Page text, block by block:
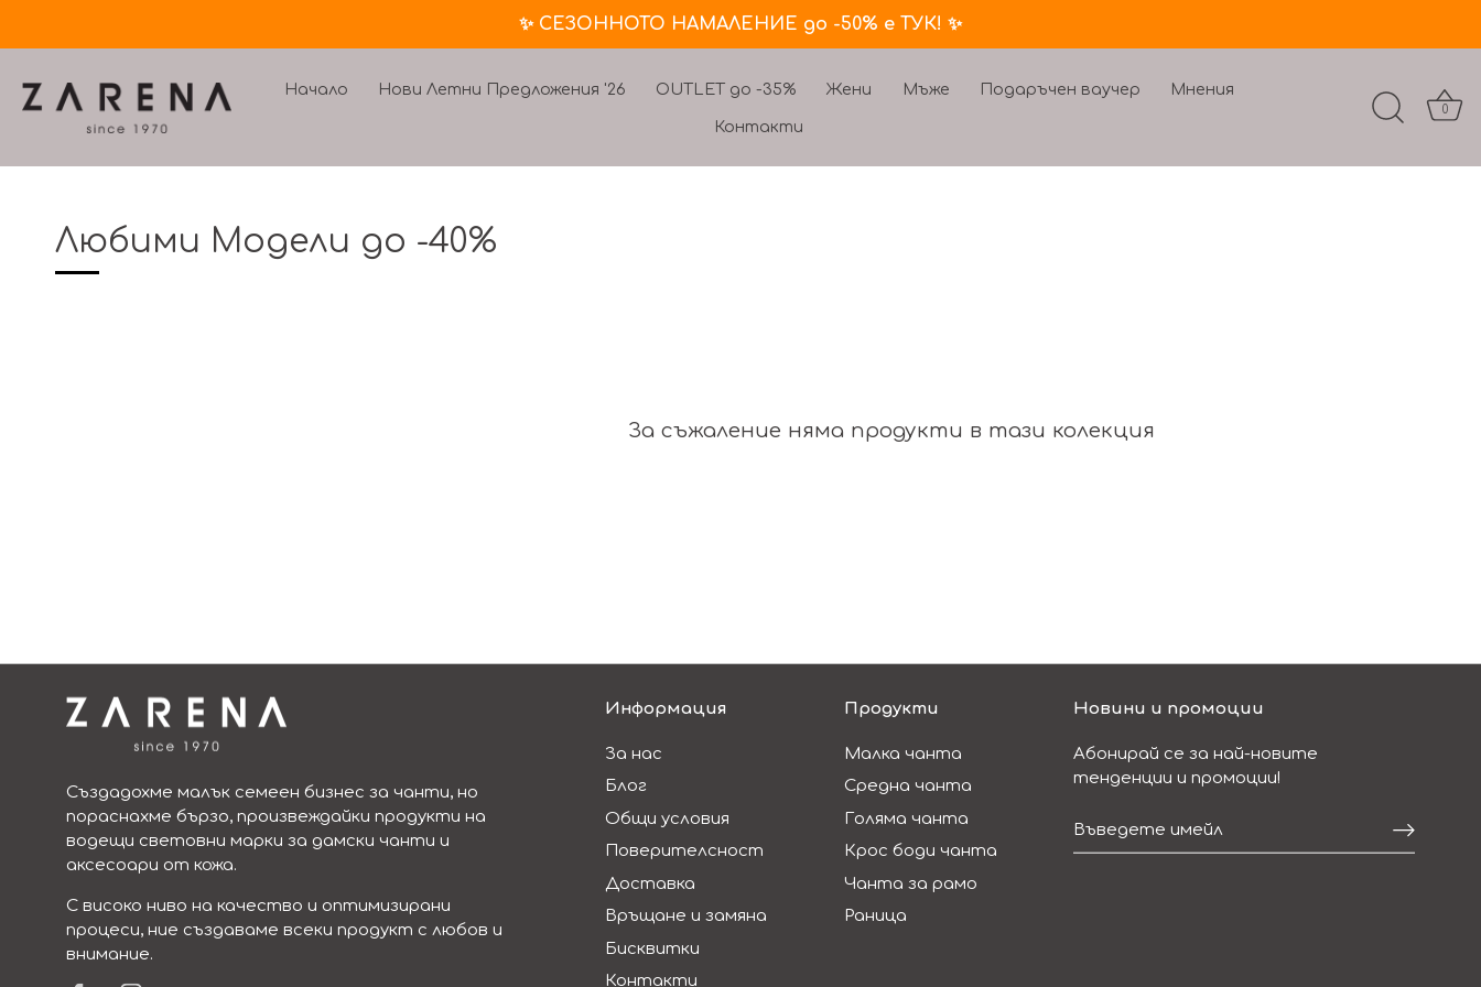
съдържанието
✨ СЕЗОННОТО НАМАЛЕНИЕ до -50% е ТУК! ✨
Начало Нови Летни Предложения '26 OUTLET до -35% Жени Мъже Подаръчен ваучер Мнения
Контакти
0
Любими Модели до -40%
За съжаление няма продукти в тази колекция
Създадохме малък семеен бизнес за чанти, но
пораснахме бързо, произвеждайки продукти на
водещи световни марки за дамски чанти и
аксесоари от кожа.
С високо ниво на качество и оптимизирани
процеси, ние създаваме всеки продукт с любов и
внимание.
Информация
За нас
Блог
Общи условия
Поверителсност
Доставка
Връщане и замяна
Бисквитки
Контакти
Продукти
Малка чанта
Средна чанта
Голяма чанта
Крос боди чанта
Чанта за рамо
Раница
Новини и промоции
Абонирай се за най-новите
тенденции и промоции!